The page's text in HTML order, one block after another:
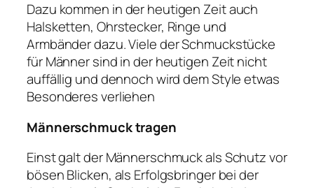
Dazu kommen in der heutigen Zeit auch
Halsketten, Ohrstecker, Ringe und
Armbänder dazu. Viele der Schmuckstücke
für Männer sind in der heutigen Zeit nicht
auffällig und dennoch wird dem Style etwas
Besonderes verliehen
Männerschmuck tragen
Einst galt der Männerschmuck als Schutz vor
bösen Blicken, als Erfolgsbringer bei der